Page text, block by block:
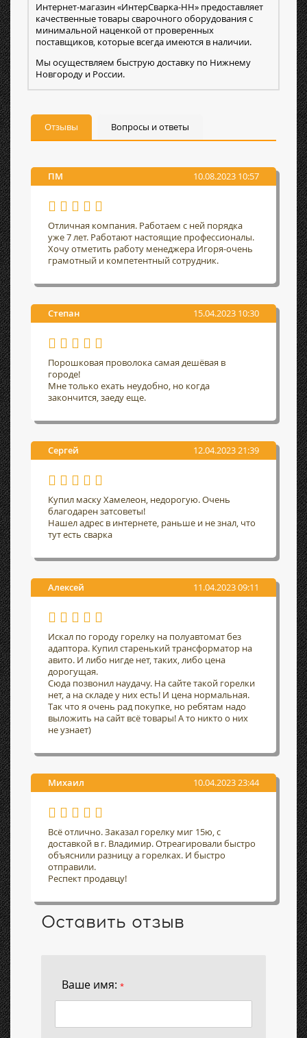
Интернет-магазин «ИнтерСварка-НН» предоставляет
качественные товары сварочного оборудования с
минимальной наценкой от проверенных
поставщиков, которые всегда имеются в наличии.
Мы осуществляем быструю доставку по Нижнему
Новгороду и России.
Отзывы Вопросы и ответы
ПМ 10.08.2023 10:57
Отличная компания. Работаем с ней порядка
уже 7 лет. Работают настоящие профессионалы.
Хочу отметить работу менеджера Игоря-очень
грамотный и компетентный сотрудник.
Степан 15.04.2023 10:30
Порошковая проволока самая дешёвая в
городе!
Мне только ехать неудобно, но когда
закончится, заеду еще.
Сергей 12.04.2023 21:39
Купил маску Хамелеон, недорогую. Очень
благодарен затсоветы!
Нашел адрес в интернете, раньше и не знал, что
тут есть сварка
Алексей 11.04.2023 09:11
Искал по городу горелку на полуавтомат без
адаптора. Купил старенький трансформатор на
авито. И либо нигде нет, таких, либо цена
дорогущая.
Сюда позвонил наудачу. На сайте такой горелки
нет, а на складе у них есть! И цена нормальная.
Так что я очень рад покупке, но ребятам надо
выложить на сайт всё товары! А то никто о них
не узнает)
Михаил 10.04.2023 23:44
Всё отлично. Заказал горелку миг 15ю, с
доставкой в г. Владимир. Отреагировали быстро
объяснили разницу а горелках. И быстро
отправили.
Респект продавцу!
Оставить отзыв
Ваше имя: *